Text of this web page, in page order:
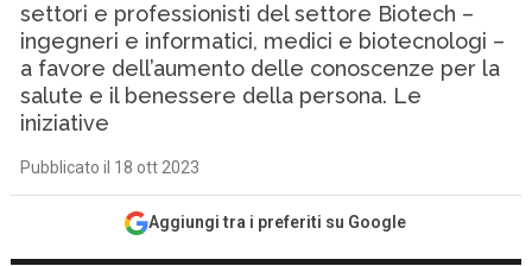
settori e professionisti del settore Biotech –
ingegneri e informatici, medici e biotecnologi –
a favore dell’aumento delle conoscenze per la
salute e il benessere della persona. Le
iniziative
Pubblicato il 18 ott 2023
Aggiungi tra i preferiti su Google